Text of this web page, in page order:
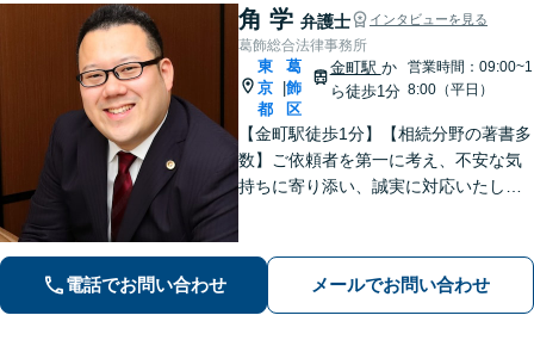
角 学 弁護士 インタビューを見る
葛飾総合法律事務所
東
京
都
葛
飾
区
金町駅 か
ら徒歩1分
営業時間：09:00~1
8:00（平日）
【金町駅徒歩1分】【相続分野の著書多
数】ご依頼者を第一に考え、不安な気
持ちに寄り添い、誠実に対応いたしま
め、日々研鑽を続けています【初回面
談30分無料】
電話でお問い合わせ メールでお問い合わせ